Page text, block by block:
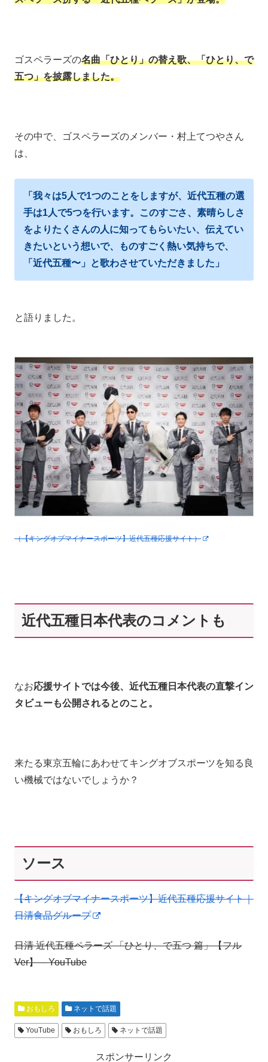
ゴスペラーズの名曲「ひとり」の替え歌、「ひとり、で
五つ」を披露しました。
その中で、ゴスペラーズのメンバー・村上てつやさん
は、
「我々は5人で1つのことをしますが、近代五種の選
手は1人で5つを行います。このすごさ、素晴らしさ
をよりたくさんの人に知ってもらいたい、伝えてい
きたいという想いで、ものすごく熱い気持ちで、
「近代五種〜」と歌わさせていただきました」
と語りました。
（【キングオブマイナースポーツ】近代五種応援サイト）
近代五種日本代表のコメントも
なお応援サイトでは今後、近代五種日本代表の直撃イン
タビューも公開されるとのこと。
来たる東京五輪にあわせてキングオブスポーツを知る良
い機械ではないでしょうか？
ソース
【キングオブマイナースポーツ】近代五種応援サイト｜
日清食品グループ
日清 近代五種ペラーズ 「ひとり、で五つ 篇」【フル
Ver】 – YouTube
おもしろ ネットで話題
YouTube おもしろ ネットで話題
スポンサーリンク